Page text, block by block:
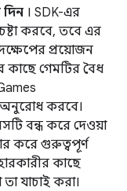
দিন । SDK-এর
করবে, তবে এর
প্রয়োজন
কাছে গেমটির বৈধ
অনুরোধ করবে।
বন্ধ করে দেওয়া
করে গুরুত্বপূর্ণ
কাছে
যাচাই করা।